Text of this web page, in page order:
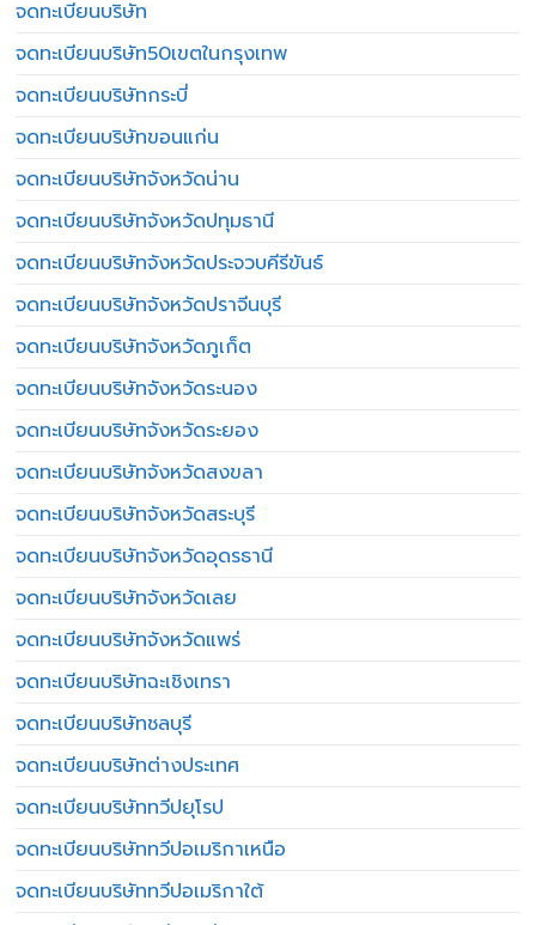
จดทะเบียนบริษัท
จดทะเบียนบริษัท50เขตในกรุงเทพ
จดทะเบียนบริษัทกระบี่
จดทะเบียนบริษัทขอนแก่น
จดทะเบียนบริษัทจังหวัดน่าน
จดทะเบียนบริษัทจังหวัดปทุมธานี
จดทะเบียนบริษัทจังหวัดประจวบคีรีขันธ์
จดทะเบียนบริษัทจังหวัดปราจีนบุรี
จดทะเบียนบริษัทจังหวัดภูเก็ต
จดทะเบียนบริษัทจังหวัดระนอง
จดทะเบียนบริษัทจังหวัดระยอง
จดทะเบียนบริษัทจังหวัดสงขลา
จดทะเบียนบริษัทจังหวัดสระบุรี
จดทะเบียนบริษัทจังหวัดอุดรธานี
จดทะเบียนบริษัทจังหวัดเลย
จดทะเบียนบริษัทจังหวัดแพร่
จดทะเบียนบริษัทฉะเชิงเทรา
จดทะเบียนบริษัทชลบุรี
จดทะเบียนบริษัทต่างประเทศ
จดทะเบียนบริษัททวีปยุโรป
จดทะเบียนบริษัททวีปอเมริกาเหนือ
จดทะเบียนบริษัททวีปอเมริกาใต้